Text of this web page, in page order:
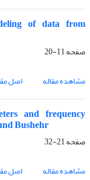
of data from
صفحه11-20
مشاهده مقاله
اصل
and frequency
Bushehr
صفحه21-32
مشاهده مقاله
اصل